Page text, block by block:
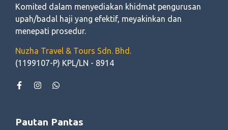
Komited dalam menyediakan khidmat pengurusan
upah/badal haji yang efektif, meyakinkan dan
menepati prosedur.
Nuzha Travel & Tours Sdn. Bhd.
(1199107-P) KPL/LN - 8914
Pautan Pantas